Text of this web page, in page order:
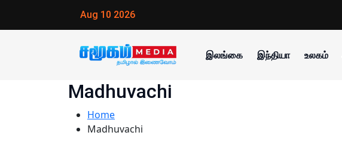
Aug 10 2026
இலங்கை இந்தியா உலகம்
Madhuvachi
Home
Madhuvachi